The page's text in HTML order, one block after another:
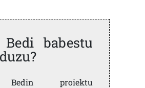
babestu
proiektu